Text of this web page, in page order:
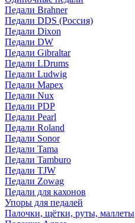
Педали Brahner
Педали DDS (Россия)
Педали Dixon
Педали DW
Педали Gibraltar
Педали LDrums
Педали Ludwig
Педали Mapex
Педали Nux
Педали PDP
Педали Pearl
Педали Roland
Педали Sonor
Педали Tama
Педали Tamburo
Педали TJW
Педали Zowag
Педали для кахонов
Упоры для педалей
Палочки, щётки, руты, маллеты